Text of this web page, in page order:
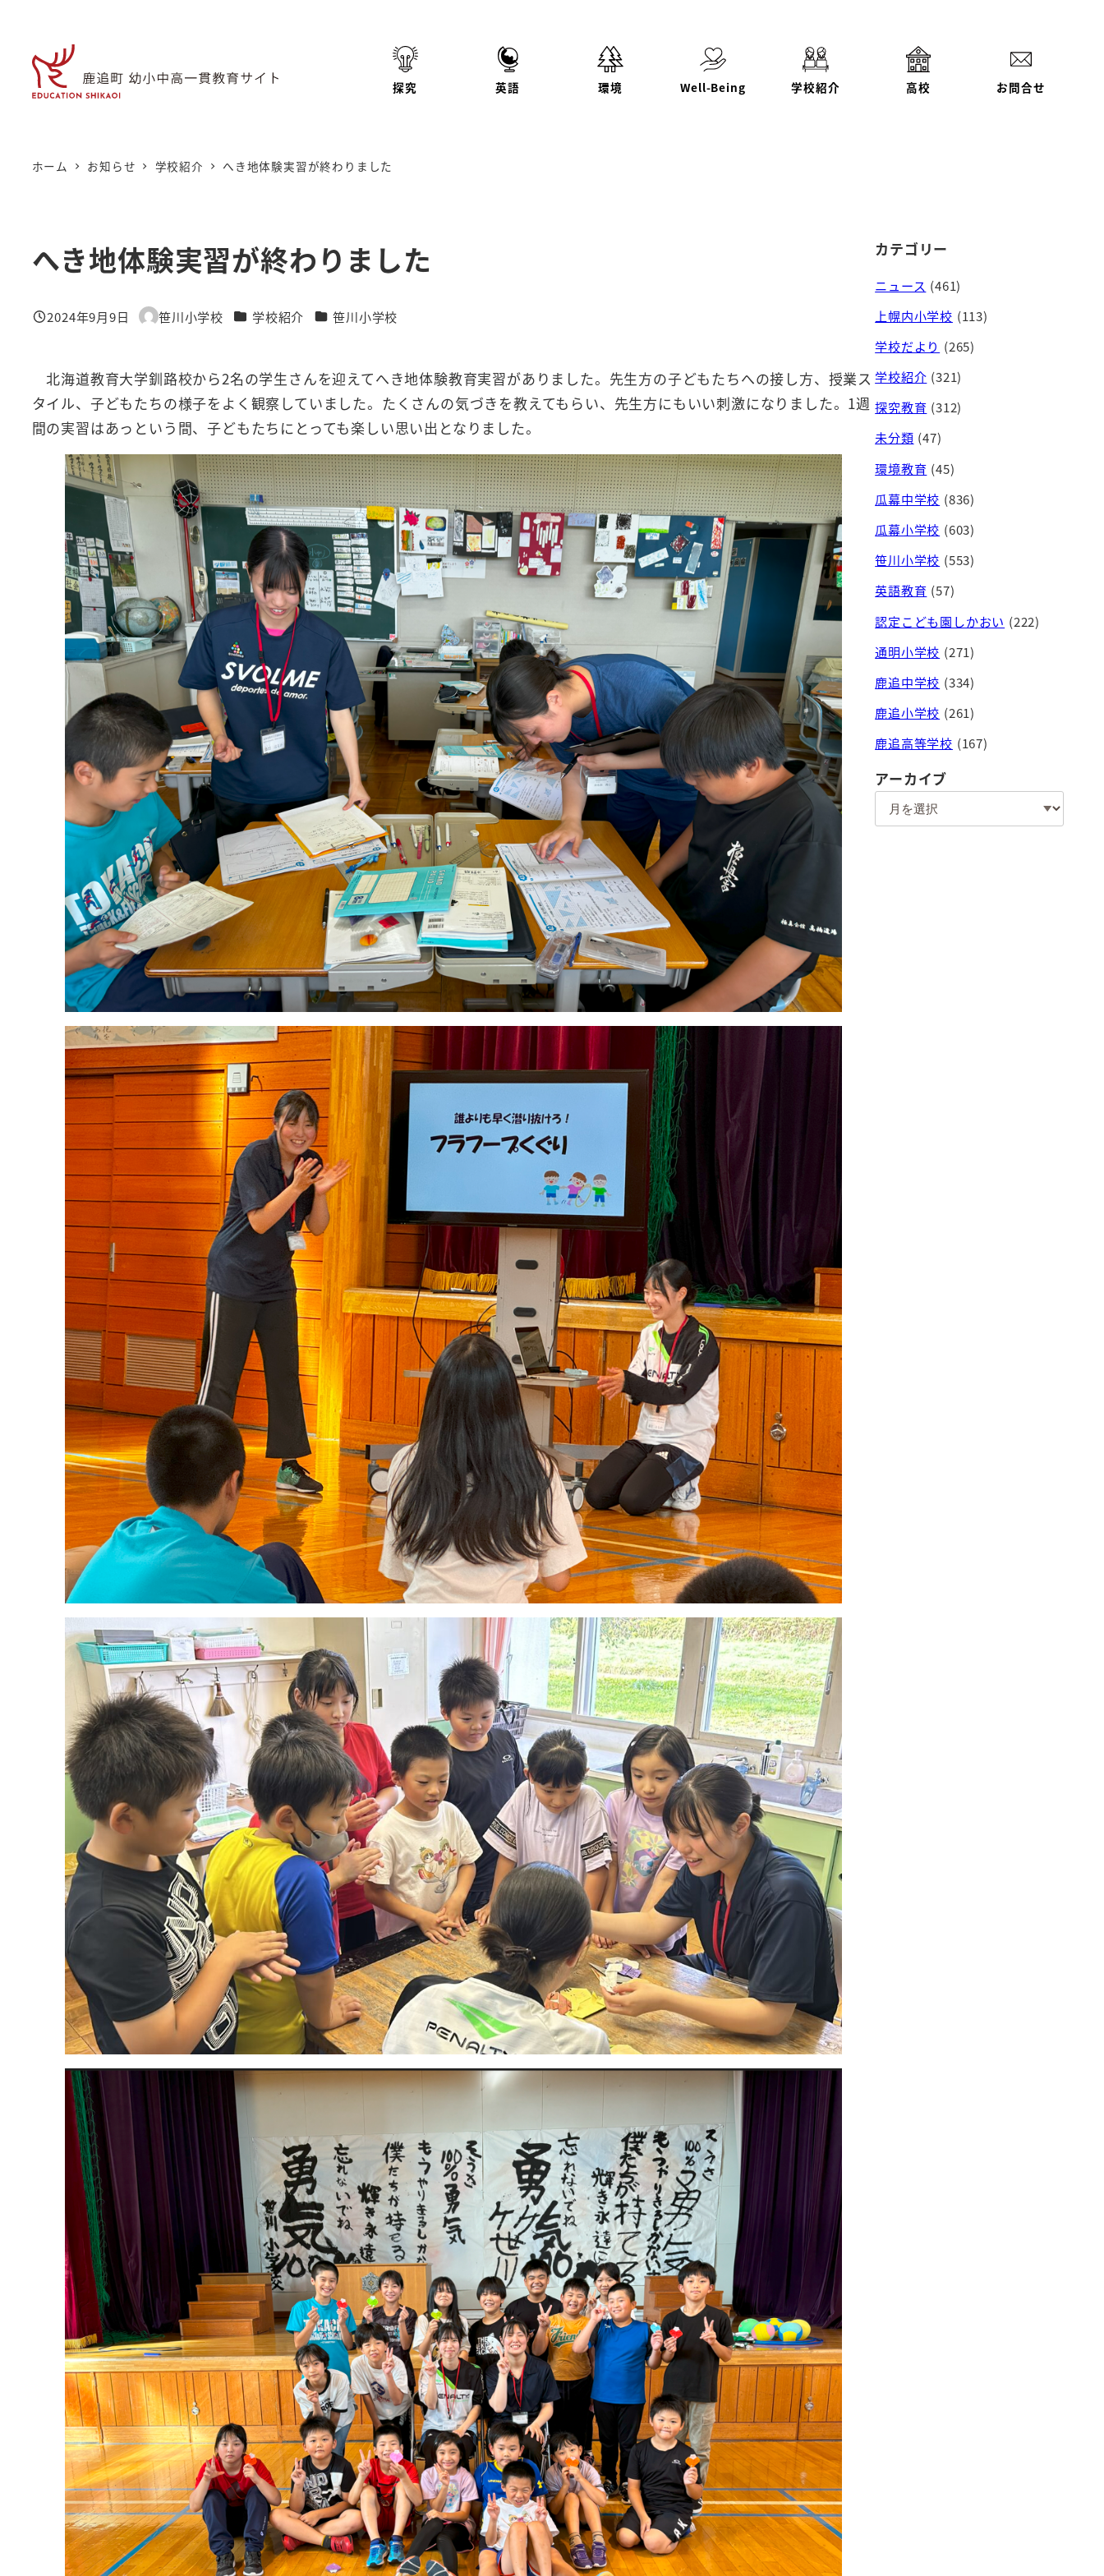
探究 英語 環境 Well-Being 学校紹介 高校 お問合せ
ホーム お知らせ 学校紹介 へき地体験実習が終わりました
へき地体験実習が終わりました
投稿日
2024年9月9日
著
笹川小学校 カテゴリー
学校紹介 カテゴリー
笹川小学校
北海道教育大学釧路校から2名の学生さんを迎えてへき地体験教育実習がありました。先生方の子どもたちへの接し方、授業ス
タイル、子どもたちの様子をよく観察していました。たくさんの気づきを教えてもらい、先生方にもいい刺激になりました。1週
間の実習はあっという間、子どもたちにとっても楽しい思い出となりました。
カテゴリー
ニュース (461)
上幌内小学校 (113)
学校だより (265)
学校紹介 (321)
探究教育 (312)
未分類 (47)
環境教育 (45)
瓜幕中学校 (836)
瓜幕小学校 (603)
笹川小学校 (553)
英語教育 (57)
認定こども園しかおい (222)
通明小学校 (271)
鹿追中学校 (334)
鹿追小学校 (261)
鹿追高等学校 (167)
アーカイブ